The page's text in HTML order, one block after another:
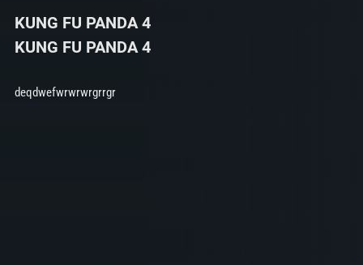
KUNG FU PANDA 4
KUNG FU PANDA 4
deqdwefwrwrwrgrrgr